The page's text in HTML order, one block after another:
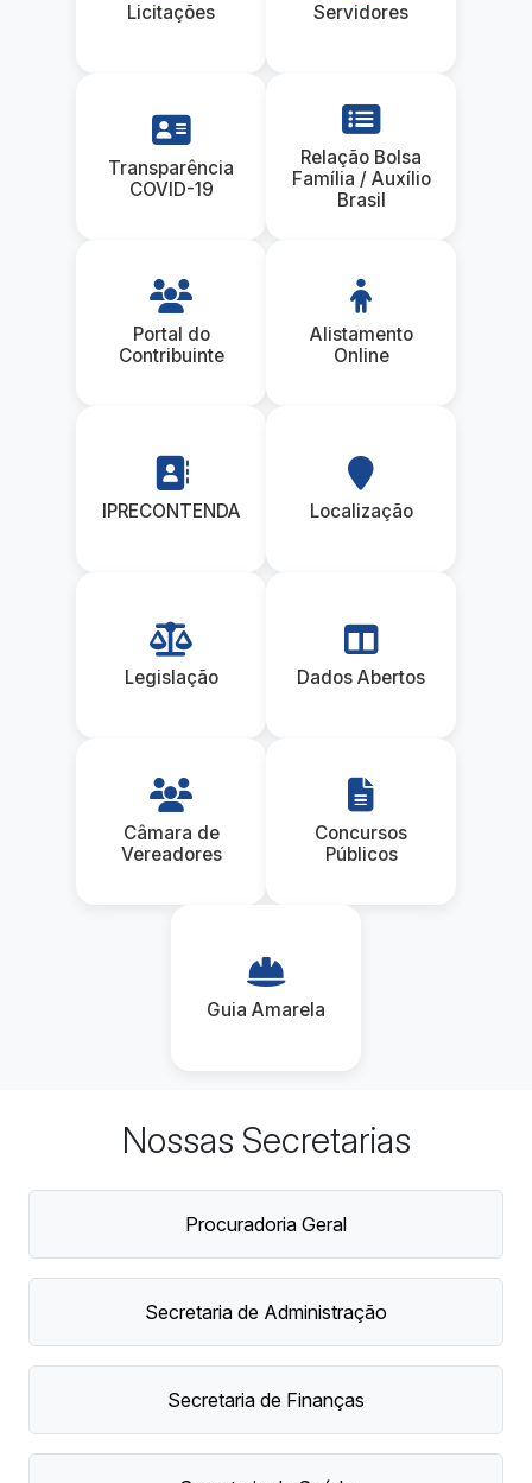
Licitações Servidores
Transparência
COVID-19
Relação Bolsa
Família / Auxílio
Brasil
Portal do
Contribuinte
Alistamento
Online
IPRECONTENDA Localização
Legislação Dados Abertos
Câmara de
Vereadores
Concursos
Públicos
Guia Amarela
Nossas Secretarias
Procuradoria Geral
Secretaria de Administração
Secretaria de Finanças